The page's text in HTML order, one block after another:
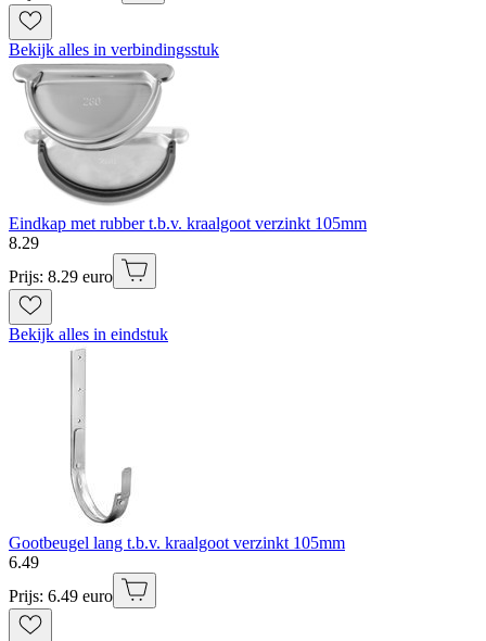
Bekijk alles in verbindingsstuk
Eindkap met rubber t.b.v. kraalgoot verzinkt 105mm
8.29
Prijs: 8.29 euro
Bekijk alles in eindstuk
Gootbeugel lang t.b.v. kraalgoot verzinkt 105mm
6.49
Prijs: 6.49 euro